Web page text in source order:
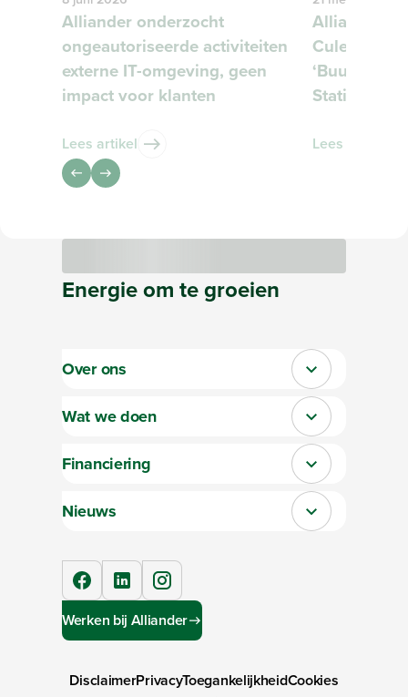
Alliander onderzocht
ongeautoriseerde activiteiten
externe IT-omgeving, geen
impact voor klanten
Lees artikel
Lees artikel over Alliander onderzocht
Alliander
Culemborg
Lees artikel
Lees artikel
Energieom tegroeien
Over ons Sluit section-0
Wat we doen Sluit section-1
Financiering Sluit section-2
Nieuws Sluit section-3
facebooklinkedIninstagram
Werken bij Alliander
DisclaimerPrivacyToegankelijkheidCookies